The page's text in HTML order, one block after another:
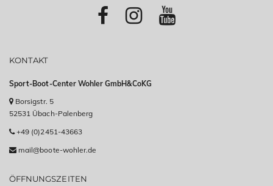
KONTAKT
Sport-Boot-Center Wohler GmbH&CoKG
Borsigstr. 5
52531 Übach-Palenberg
+49 (0)2451-43663
mail@boote-wohler.de
ÖFFNUNGSZEITEN